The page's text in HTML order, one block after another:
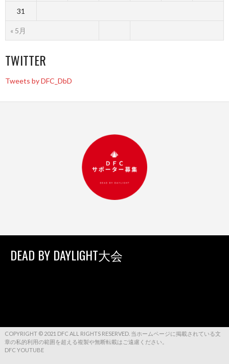
« 5月
31
TWITTER
Tweets by DFC_DbD
DEAD BY DAYLIGHT大会
COPYRIGHT © 2021 DFC ALL RIGHTS RESERVED. 当ホームページに掲載されている文
章の私的利用の範囲を超える複製や無断転載はご遠慮ください。
DFC YOUTUBE